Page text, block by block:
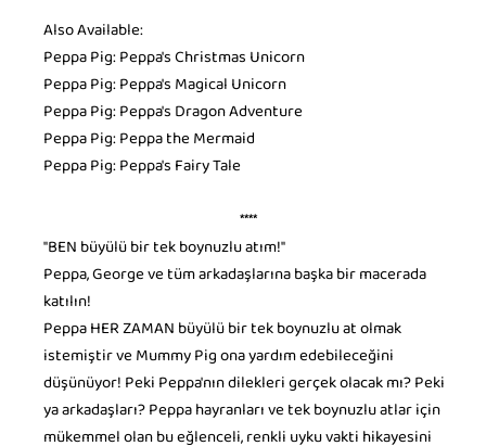
Also Available:
Peppa Pig: Peppa's Christmas Unicorn
Peppa Pig: Peppa's Magical Unicorn
Peppa Pig: Peppa's Dragon Adventure
Peppa Pig: Peppa the Mermaid
Peppa Pig: Peppa's Fairy Tale
****
"BEN büyülü bir tek boynuzlu atım!"
Peppa, George ve tüm arkadaşlarına başka bir macerada
katılın!
Peppa HER ZAMAN büyülü bir tek boynuzlu at olmak
istemiştir ve Mummy Pig ona yardım edebileceğini
düşünüyor! Peki Peppa'nın dilekleri gerçek olacak mı? Peki
ya arkadaşları? Peppa hayranları ve tek boynuzlu atlar için